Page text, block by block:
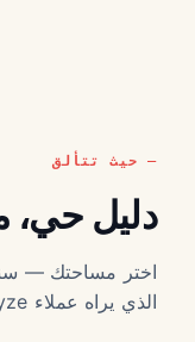
حيث تتألق
دليل
اختر مساحتك —
الذي يراه عملاء Personyze في فئتك تحديداً.